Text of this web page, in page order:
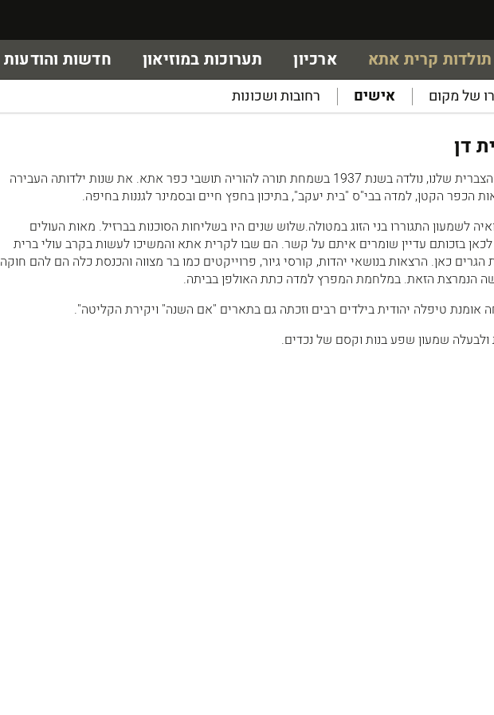
תולדות קרית אתא
של מקום אישים רחובות ושכונות
ארכיון תערוכות במוזיאון חדשות והודעות
דן
יהודית, הצברית שלנו, נולדה בשנת 1937 בשמחת תורה להוריה תושבי כפר אתא. את שנות ילדותה העבירה
הכפר הקטן, למדה בבי"ס "בית יעקב", בתיכון בחפץ חיים ובסמינר לגננות בחיפה.
לשמעון התגוררו בני הזוג במטולה.שלוש שנים היו בשליחות הסוכנות בברזיל. מאות העולים
לכאן בזכותם עדיין שומרים איתם על קשר. הם שבו לקרית אתא והמשיכו לעשות בקרב עולי ברית
הגרים כאן. הרצאות בנושאי יהדות, קורסי גיור, פרוייקטים כמו בר מצווה והכנסת כלה הם להם חוקה
הנמרצת הזאת. במלחמת המפרץ למדה כתת האולפן בביתה.
אומנת טיפלה יהודית בילדים רבים וזכתה גם בתארים "אם השנה" ויקירת הקליטה".
ולבעלה שמעון שפע בנות וקסם של נכדים.